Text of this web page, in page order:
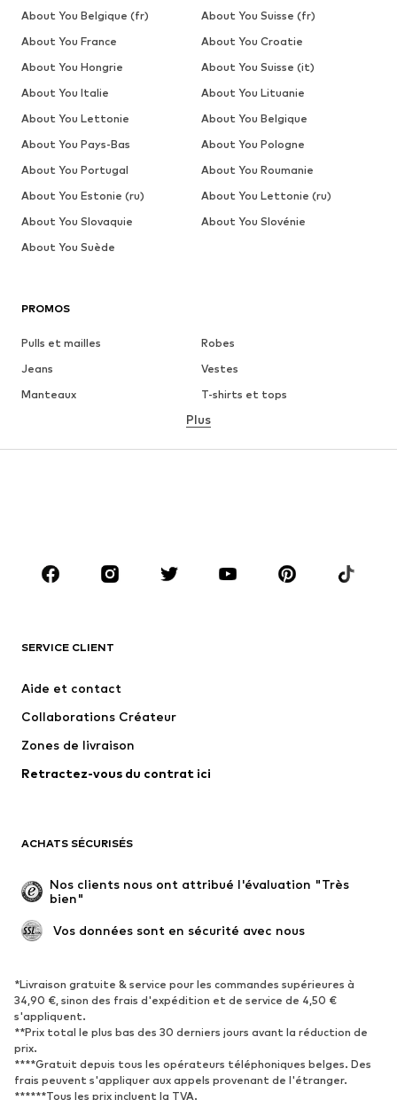
PROMOS
Pulls et mailles
Robes
Jeans
Vestes
Manteaux
T-shirts et tops
Lingerie
Jupes
Blouses et tuniques
Accessoires
Premium
Nouveautés
Lingerie
Manteaux
Jupes
Occasions spéciales
Exclusif
Remise à neuf
Nouveautés
Tendance
Baskets
Bottines
Escarpins et talons hauts
Bottes
Sandales
Chaussures basses
Chaussures de sport
Ballerines
Plus
SERVICE CLIENT
Aide et contact
Collaborations Créateur
Zones de livraison
Retractez-vous du contrat ici
ACHATS SÉCURISÉS
Nos clients nous ont attribué l'évaluation "Très
bien"
Vos données sont en sécurité avec nous
*Livraison gratuite & service pour les commandes supérieures à
34,90 €, sinon des frais d'expédition et de service de 4,50 €
s'appliquent.
**Prix total le plus bas des 30 derniers jours avant la réduction de
prix.
****Gratuit depuis tous les opérateurs téléphoniques belges. Des
frais peuvent s'appliquer aux appels provenant de l'étranger.
******Tous les prix incluent la TVA.
About You Belgique (fr)
About You Suisse (fr)
About You France
About You Croatie
About You Hongrie
About You Suisse (it)
About You Italie
About You Lituanie
About You Lettonie
About You Belgique
About You Pays-Bas
About You Pologne
About You Portugal
About You Roumanie
About You Estonie (ru)
About You Lettonie (ru)
About You Slovaquie
About You Slovénie
About You Suède